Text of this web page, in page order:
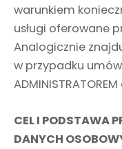
warunkiem
usługi oferowane
Analogicznie
w przypadku
CEL I PODSTAWA
DANYCH